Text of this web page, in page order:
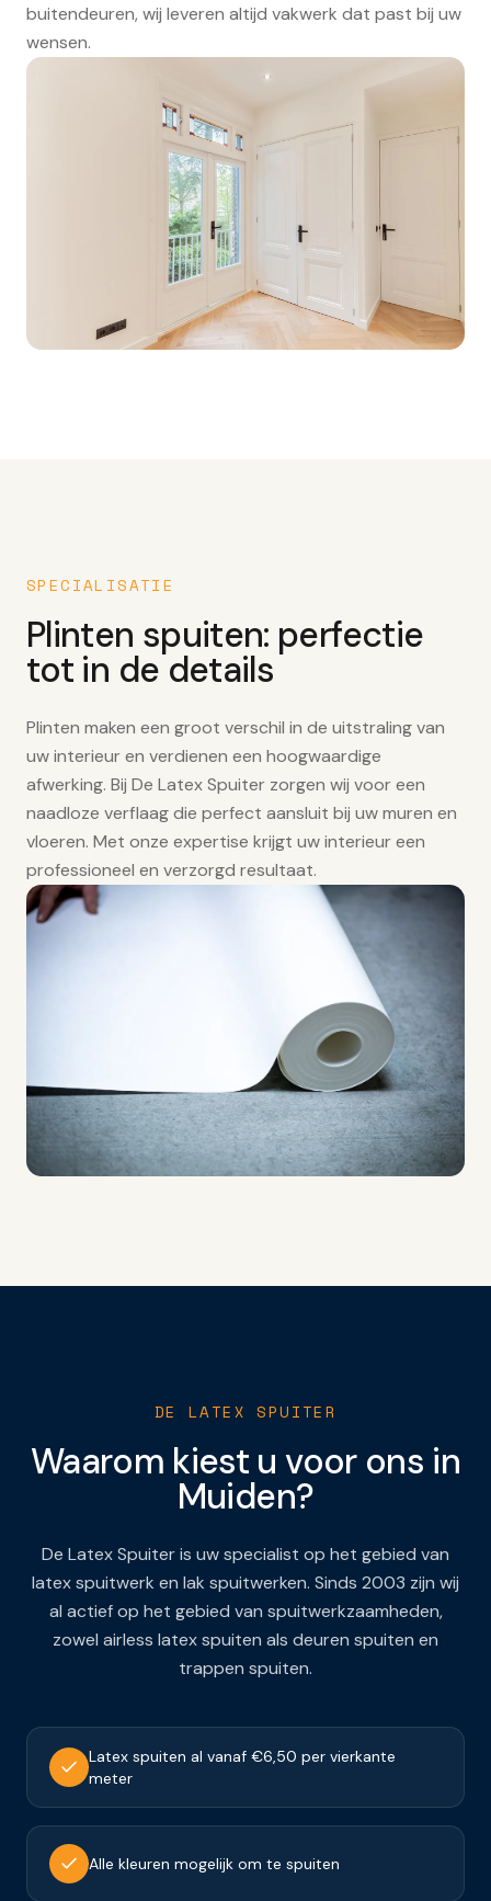
buitendeuren, wij leveren altijd vakwerk dat past bij uw
wensen.
SPECIALISATIE
Plinten spuiten: perfectie
tot in de details
Plinten maken een groot verschil in de uitstraling van
uw interieur en verdienen een hoogwaardige
afwerking. Bij De Latex Spuiter zorgen wij voor een
naadloze verflaag die perfect aansluit bij uw muren en
vloeren. Met onze expertise krijgt uw interieur een
professioneel en verzorgd resultaat.
DE LATEX SPUITER
Waarom kiest u voor ons in
Muiden?
De Latex Spuiter is uw specialist op het gebied van
latex spuitwerk en lak spuitwerken. Sinds 2003 zijn wij
al actief op het gebied van spuitwerkzaamheden,
zowel airless latex spuiten als deuren spuiten en
trappen spuiten.
Latex spuiten al vanaf €6,50 per vierkante
meter
Alle kleuren mogelijk om te spuiten